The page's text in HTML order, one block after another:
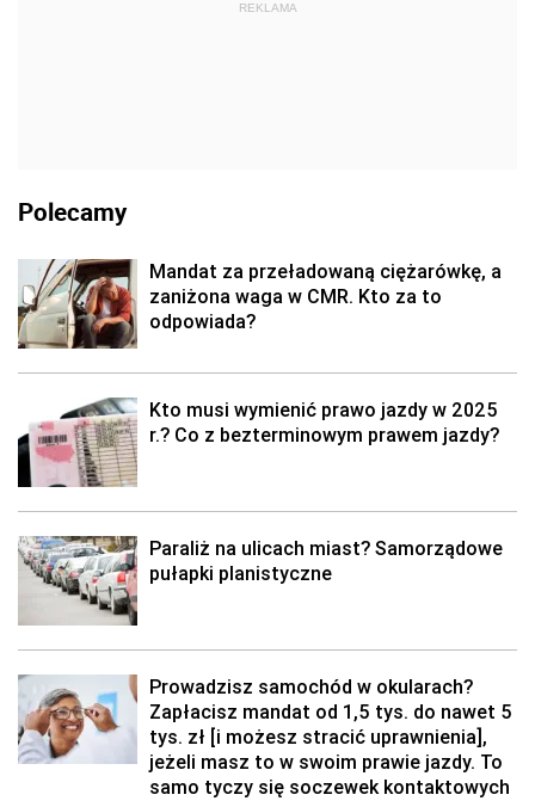
REKLAMA
Polecamy
Mandat za przeładowaną ciężarówkę, a
zaniżona waga w CMR. Kto za to
odpowiada?
Kto musi wymienić prawo jazdy w 2025
r.? Co z bezterminowym prawem jazdy?
Paraliż na ulicach miast? Samorządowe
pułapki planistyczne
Prowadzisz samochód w okularach?
Zapłacisz mandat od 1,5 tys. do nawet 5
tys. zł [i możesz stracić uprawnienia],
jeżeli masz to w swoim prawie jazdy. To
samo tyczy się soczewek kontaktowych